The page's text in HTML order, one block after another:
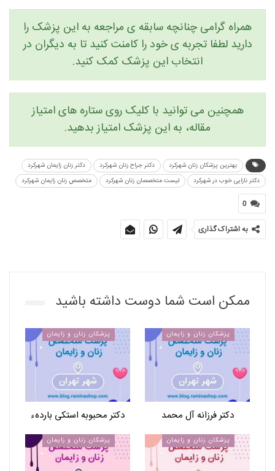
همراه گرامی چنانچه سابقه ی مراجعه به این پزشک را
دارید لطفا تجربه ی خود را کامنت کنید تا به دیگران در
انتخاب این پزشک کمک کنید.
همچنین می توانید با کلیک روی ستاره های امتیاز
مقاله، به این پزشک امتیاز بدهید.
بهترین پزشکان زنان شهرکرد دکتر جراح زنان شهرکرد
دکتر زنان زایمان شهرکرد
دکتر نازایی خوب در شهرکرد
لیست متخصصان زنان شهرکرد متخصص زنان زایمان شهرکرد
0
به اشتراک گذاری
ممکن است شما دوست داشته باشید
پزشکان زنان و زایمان
دکتر فرزانه آل محمد
پزشکان زنان و زایمان
دکتر محبوبه استکی باردهء
پزشکان زنان و زایمان پزشکان زنان و زایمان